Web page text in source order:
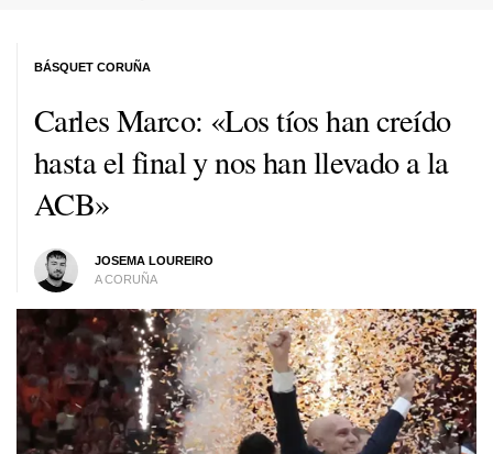
Carles Marco: «Los tíos han creído
hasta el final y nos han llevado a la
ACB»
JOSEMA LOUREIRO
A CORUÑA
BÁSQUET CORUÑA